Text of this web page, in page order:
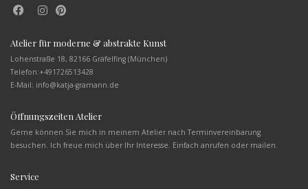
Atelier für moderne & abstrakte Kunst
Lohenstraße 18, 82166 Gräfelfing (München)
Telefon:+491726513428
E-Mail: info@katja-gramann.de
Öffnungszeiten Atelier
Gerne können Sie mich in meinem Atelier nach Terminvereinbarung
besuchen. Ich freue mich über Ihr Interesse. Einfach anrufen oder mailen.
Service